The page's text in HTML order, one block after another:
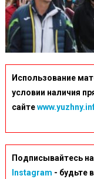
Использование
условии наличия
сайте
Подписывайтесь
Instagram - будьте